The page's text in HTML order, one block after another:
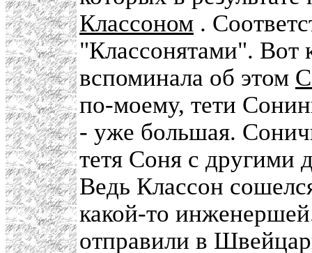
Классоном .
"Классонятами". Вот
вспоминала об этом
по-моему, тети
- уже большая.
тетя Соня с другими
Ведь Классон
какой-то
отправили в